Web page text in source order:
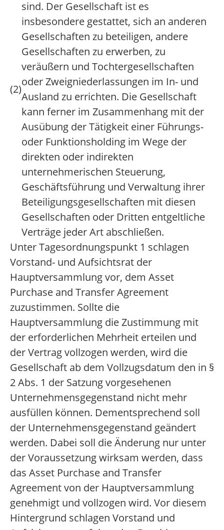
(2)
sind. Der Gesellschaft ist es
insbesondere gestattet, sich an anderen
Gesellschaften zu beteiligen, andere
Gesellschaften zu erwerben, zu
veräußern und Tochtergesellschaften
oder Zweigniederlassungen im In- und
Ausland zu errichten. Die Gesellschaft
kann ferner im Zusammenhang mit der
Ausübung der Tätigkeit einer Führungs-
oder Funktionsholding im Wege der
direkten oder indirekten
unternehmerischen Steuerung,
Geschäftsführung und Verwaltung ihrer
Beteiligungsgesellschaften mit diesen
Gesellschaften oder Dritten entgeltliche
Verträge jeder Art abschließen.
Unter Tagesordnungspunkt 1 schlagen
Vorstand- und Aufsichtsrat der
Hauptversammlung vor, dem Asset
Purchase and Transfer Agreement
zuzustimmen. Sollte die
Hauptversammlung die Zustimmung mit
der erforderlichen Mehrheit erteilen und
der Vertrag vollzogen werden, wird die
Gesellschaft ab dem Vollzugsdatum den in §
2 Abs. 1 der Satzung vorgesehenen
Unternehmensgegenstand nicht mehr
ausfüllen können. Dementsprechend soll
der Unternehmensgegenstand geändert
werden. Dabei soll die Änderung nur unter
der Voraussetzung wirksam werden, dass
das Asset Purchase and Transfer
Agreement von der Hauptversammlung
genehmigt und vollzogen wird. Vor diesem
Hintergrund schlagen Vorstand und